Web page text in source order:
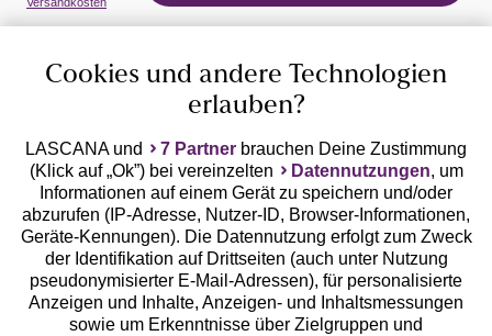
Geprüfte Sicherheit
Unsere Apps
Versandkosten
Cookies und andere Technologien
erlauben?
LASCANA und 7 Partner brauchen Deine Zustimmung
(Klick auf „Ok”) bei vereinzelten
Datennutzungen, um
Informationen auf einem Gerät zu speichern und/oder
abzurufen (IP-Adresse, Nutzer-ID, Browser-Informationen,
Geräte-Kennungen). Die Datennutzung erfolgt zum Zweck
der Identifikation auf Drittseiten (auch unter Nutzung
pseudonymisierter E-Mail-Adressen), für personalisierte
Anzeigen und Inhalte, Anzeigen- und Inhaltsmessungen
sowie um Erkenntnisse über Zielgruppen und